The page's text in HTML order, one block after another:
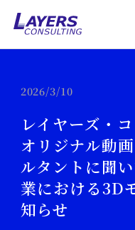
2026/3/10
レイヤーズ・
オリジナル動
ルタントに聞
業における3D
知らせ